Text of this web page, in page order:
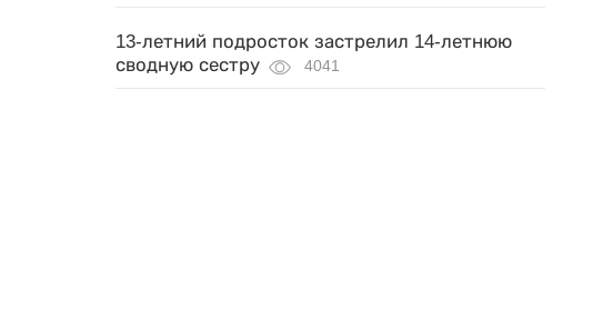
13-летний подросток застрелил 14-летнюю
сводную сестру
4041